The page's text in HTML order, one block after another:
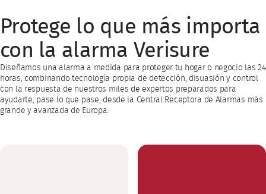
Protege lo que más importa
con la alarma Verisure
Diseñamos una alarma a medida para proteger tu hogar o negocio las 24
horas, combinando tecnología propia de detección, disuasión y control
con la respuesta de nuestros miles de expertos preparados para
ayudarte, pase lo que pase, desde la Central Receptora de Alarmas más
grande y avanzada de Europa.